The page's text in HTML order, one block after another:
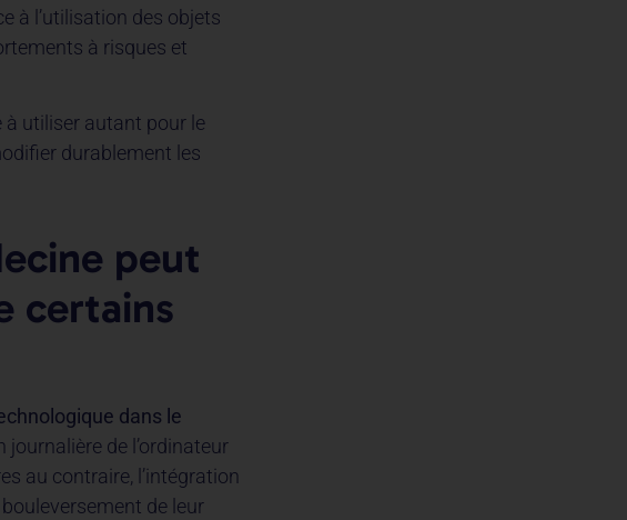
à l’utilisation des objets
à risques et
utiliser autant pour le
durablement les
peut
certains
dans le
de l’ordinateur
au contraire, l’intégration
de leur